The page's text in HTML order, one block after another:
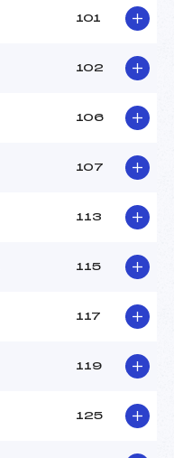
101
102
106
107
113
115
117
119
125